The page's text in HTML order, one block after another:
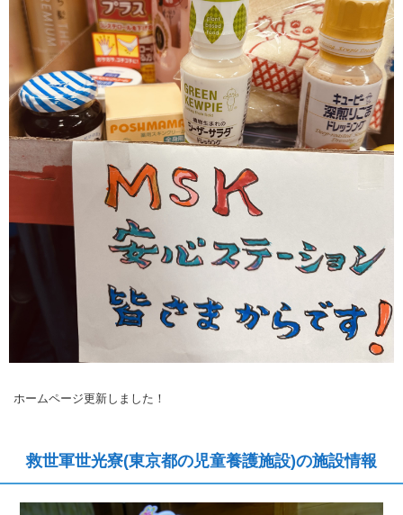
ホームページ更新しました！
救世軍世光寮(東京都の児童養護施設)の施設情報